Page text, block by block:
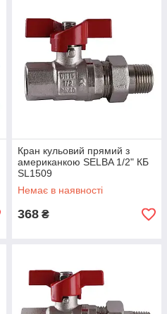
Кран кульовий прямий з
американкою SELBA 1/2" КБ
SL1509
Немає в наявності
368 ₴